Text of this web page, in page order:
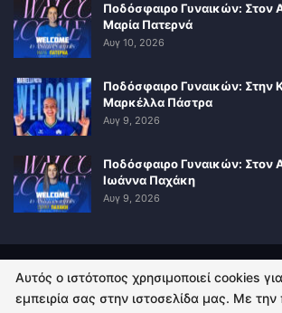
Ποδόσφαιρο Γυναικών: Στον
Μαρία Πατερνά
Αυγ 10, 2026
Ποδόσφαιρο Γυναικών: Στην
Μαρκέλλα Πάστρα
Αυγ 9, 2026
Ποδόσφαιρο Γυναικών: Στον
Ιωάννα Παχάκη
Αυγ 9, 2026
ΠΟΛΙΤΙΚΗ ΑΠΟΡΡΗΤΟΥ
Αυτός ο ιστότοπος χρησιμοποιεί cookies
εμπειρία σας στην ιστοσελίδα μας. Με